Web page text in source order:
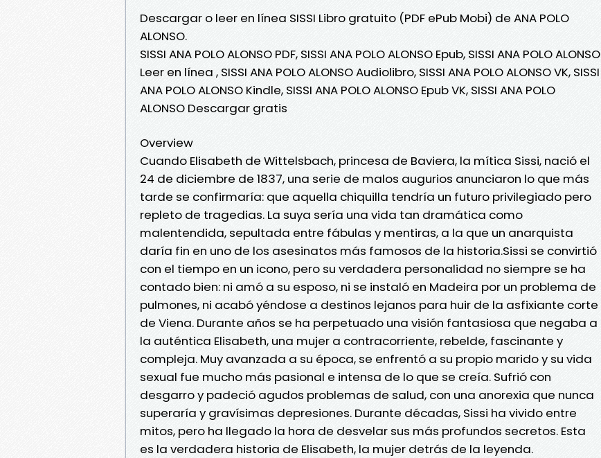
Descargar o leer en línea SISSI Libro gratuito (PDF ePub Mobi) de ANA POLO
ALONSO.
SISSI ANA POLO ALONSO PDF, SISSI ANA POLO ALONSO Epub, SISSI ANA POLO ALONSO
Leer en línea , SISSI ANA POLO ALONSO Audiolibro, SISSI ANA POLO ALONSO VK, SISSI
ANA POLO ALONSO Kindle, SISSI ANA POLO ALONSO Epub VK, SISSI ANA POLO
ALONSO Descargar gratis
Overview
Cuando Elisabeth de Wittelsbach, princesa de Baviera, la mítica Sissi, nació el
24 de diciembre de 1837, una serie de malos augurios anunciaron lo que más
tarde se confirmaría: que aquella chiquilla tendría un futuro privilegiado pero
repleto de tragedias. La suya sería una vida tan dramática como
malentendida, sepultada entre fábulas y mentiras, a la que un anarquista
daría fin en uno de los asesinatos más famosos de la historia.Sissi se convirtió
con el tiempo en un icono, pero su verdadera personalidad no siempre se ha
contado bien: ni amó a su esposo, ni se instaló en Madeira por un problema de
pulmones, ni acabó yéndose a destinos lejanos para huir de la asfixiante corte
de Viena. Durante años se ha perpetuado una visión fantasiosa que negaba a
la auténtica Elisabeth, una mujer a contracorriente, rebelde, fascinante y
compleja. Muy avanzada a su época, se enfrentó a su propio marido y su vida
sexual fue mucho más pasional e intensa de lo que se creía. Sufrió con
desgarro y padeció agudos problemas de salud, con una anorexia que nunca
superaría y gravísimas depresiones. Durante décadas, Sissi ha vivido entre
mitos, pero ha llegado la hora de desvelar sus más profundos secretos. Esta
es la verdadera historia de Elisabeth, la mujer detrás de la leyenda.